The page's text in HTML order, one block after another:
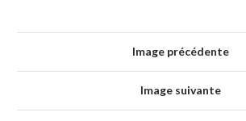
Image précédente
Image suivante